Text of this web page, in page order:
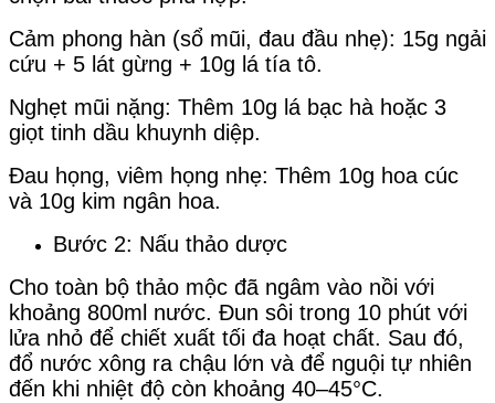
Cảm phong hàn (sổ mũi, đau đầu nhẹ): 15g ngải
cứu + 5 lát gừng + 10g lá tía tô.
Nghẹt mũi nặng: Thêm 10g lá bạc hà hoặc 3
giọt tinh dầu khuynh diệp.
Đau họng, viêm họng nhẹ: Thêm 10g hoa cúc
và 10g kim ngân hoa.
Bước 2: Nấu thảo dược
Cho toàn bộ thảo mộc đã ngâm vào nồi với
khoảng 800ml nước. Đun sôi trong 10 phút với
lửa nhỏ để chiết xuất tối đa hoạt chất. Sau đó,
đổ nước xông ra chậu lớn và để nguội tự nhiên
đến khi nhiệt độ còn khoảng 40–45°C.